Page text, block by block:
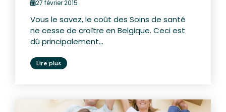
27 février 2015
Vous le savez, le coût des Soins de santé
ne cesse de croître en Belgique. Ceci est
dû principalement...
Lire plus